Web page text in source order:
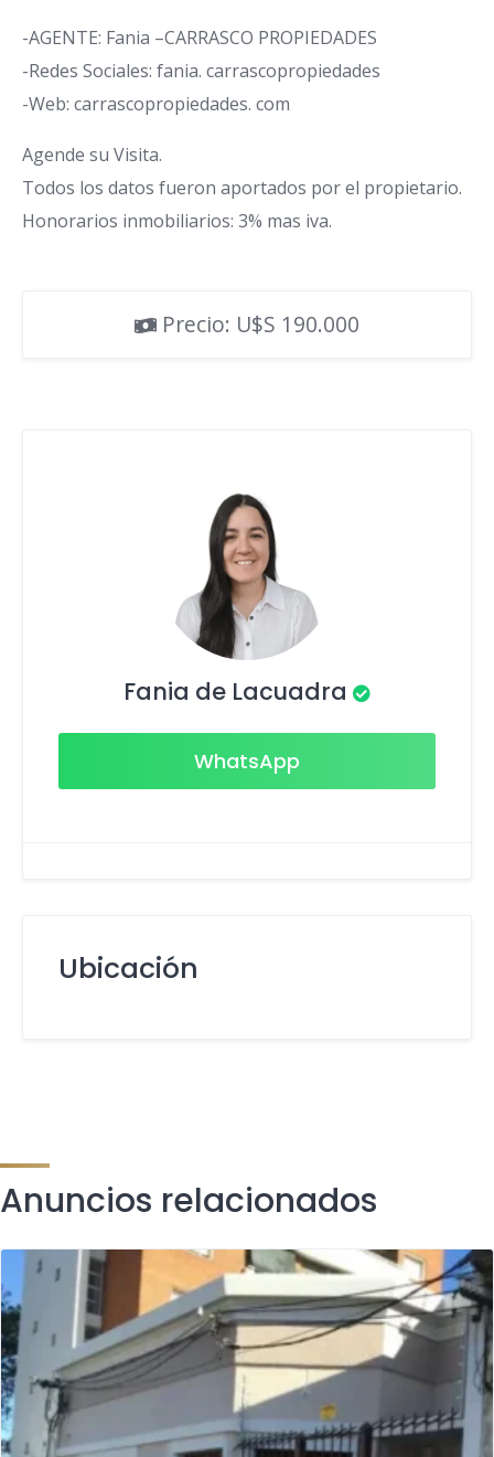
-AGENTE: Fania –CARRASCO PROPIEDADES
-Redes Sociales: fania. carrascopropiedades
-Web: carrascopropiedades. com
Agende su Visita.
Todos los datos fueron aportados por el propietario.
Honorarios inmobiliarios: 3% mas iva.
Precio: U$S 190.000
Fania de Lacuadra
WhatsApp
Ubicación
Anuncios relacionados